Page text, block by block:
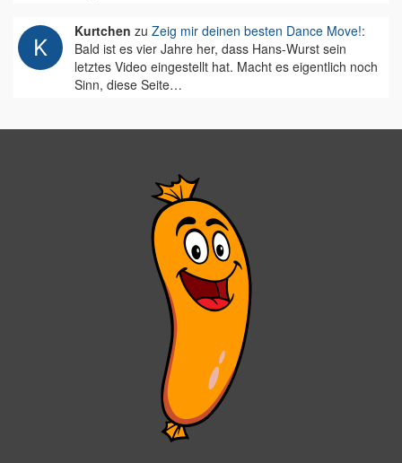
Kurtchen zu Zeig mir deinen besten Dance Move!:
Bald ist es vier Jahre her, dass Hans-Wurst sein
letztes Video eingestellt hat. Macht es eigentlich noch
Sinn, diese Seite…